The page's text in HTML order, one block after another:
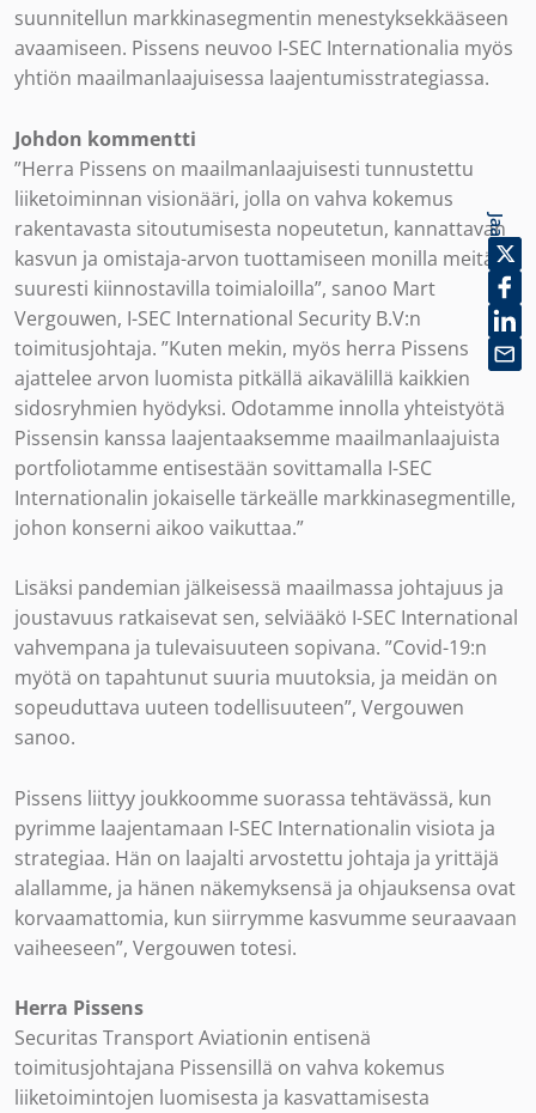
suunnitellun markkinasegmentin menestyksekkääseen
avaamiseen. Pissens neuvoo I-SEC Internationalia myös
yhtiön maailmanlaajuisessa laajentumisstrategiassa.
Johdon kommentti
”Herra Pissens on maailmanlaajuisesti tunnustettu
liiketoiminnan visionääri, jolla on vahva kokemus
rakentavasta sitoutumisesta nopeutetun, kannattavan
kasvun ja omistaja-arvon tuottamiseen monilla meitä
suuresti kiinnostavilla toimialoilla”, sanoo Mart
Vergouwen, I-SEC International Security B.V:n
toimitusjohtaja. ”Kuten mekin, myös herra Pissens
ajattelee arvon luomista pitkällä aikavälillä kaikkien
sidosryhmien hyödyksi. Odotamme innolla yhteistyötä
Pissensin kanssa laajentaaksemme maailmanlaajuista
portfoliotamme entisestään sovittamalla I-SEC
Internationalin jokaiselle tärkeälle markkinasegmentille,
johon konserni aikoo vaikuttaa.”
Lisäksi pandemian jälkeisessä maailmassa johtajuus ja
joustavuus ratkaisevat sen, selviääkö I-SEC International
vahvempana ja tulevaisuuteen sopivana. ”Covid-19:n
myötä on tapahtunut suuria muutoksia, ja meidän on
sopeuduttava uuteen todellisuuteen”, Vergouwen
sanoo.
Pissens liittyy joukkoomme suorassa tehtävässä, kun
pyrimme laajentamaan I-SEC Internationalin visiota ja
strategiaa. Hän on laajalti arvostettu johtaja ja yrittäjä
alallamme, ja hänen näkemyksensä ja ohjauksensa ovat
korvaamattomia, kun siirrymme kasvumme seuraavaan
vaiheeseen”, Vergouwen totesi.
Herra Pissens
Securitas Transport Aviationin entisenä
toimitusjohtajana Pissensillä on vahva kokemus
liiketoimintojen luomisesta ja kasvattamisesta
Jaa